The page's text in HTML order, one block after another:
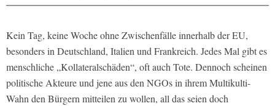
Kein Tag, keine Woche ohne Zwischenfälle innerhalb der EU,
besonders in Deutschland, Italien und Frankreich. Jedes Mal gibt es
menschliche „Kollateralschäden“, oft auch Tote. Dennoch scheinen
politische Akteure und jene aus den NGOs in ihrem Multikulti-
Wahn den Bürgern mitteilen zu wollen, all das seien doch